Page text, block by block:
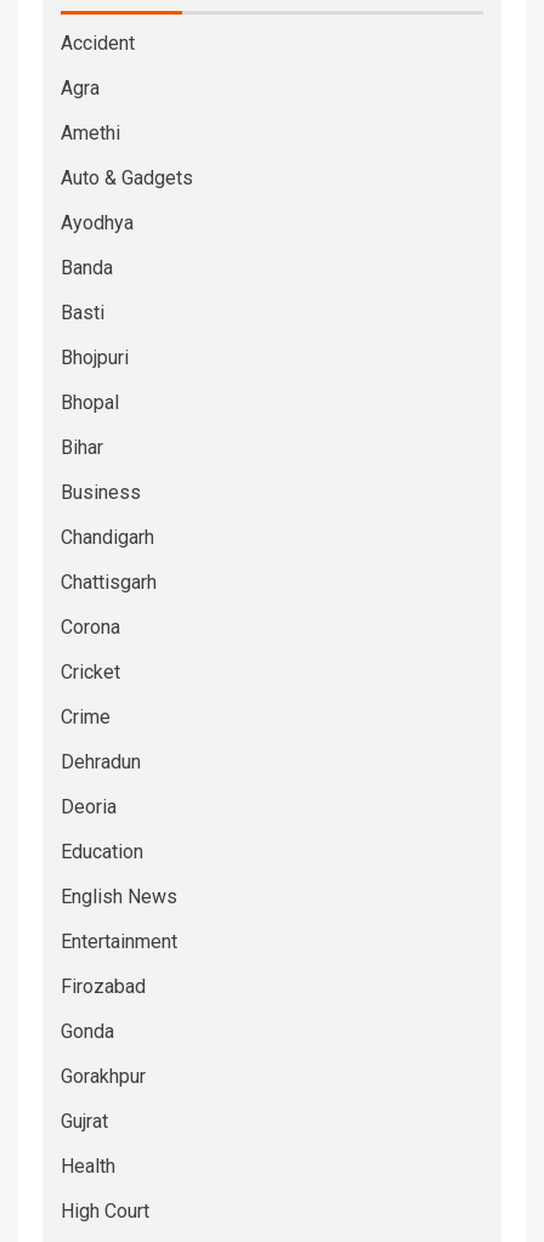
Accident
Agra
Amethi
Auto & Gadgets
Ayodhya
Banda
Basti
Bhojpuri
Bhopal
Bihar
Business
Chandigarh
Chattisgarh
Corona
Cricket
Crime
Dehradun
Deoria
Education
English News
Entertainment
Firozabad
Gonda
Gorakhpur
Gujrat
Health
High Court